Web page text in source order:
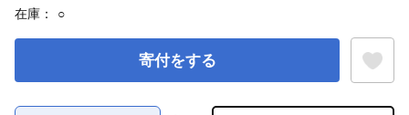
在庫： ○
寄付をする